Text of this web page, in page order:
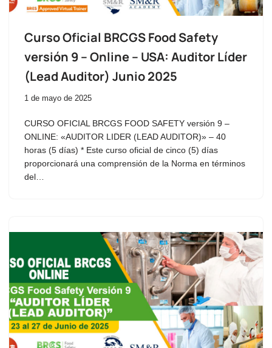
Curso Oficial BRCGS Food Safety
versión 9 – Online – USA: Auditor Líder
(Lead Auditor) Junio 2025
1 de mayo de 2025
CURSO OFICIAL BRCGS FOOD SAFETY versión 9 –
ONLINE: «AUDITOR LIDER (LEAD AUDITOR)» – 40
horas (5 días) * Este curso oficial de cinco (5) días
proporcionará una comprensión de la Norma en términos
del…